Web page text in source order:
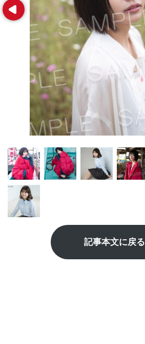
Prev
記事本文に戻る